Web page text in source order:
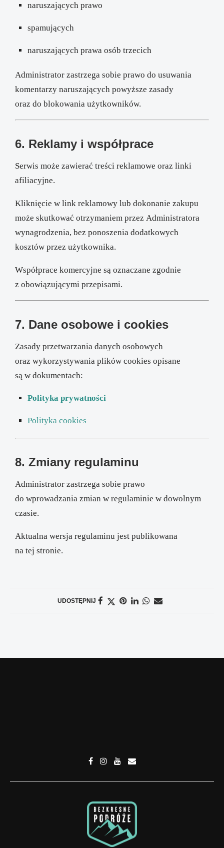
naruszających prawo
spamujących
naruszających prawa osób trzecich
Administrator zastrzega sobie prawo do usuwania
komentarzy naruszających powyższe zasady
oraz do blokowania użytkowników.
6. Reklamy i współprace
Serwis może zawierać treści reklamowe oraz linki
afiliacyjne.
Kliknięcie w link reklamowy lub dokonanie zakupu
może skutkować otrzymaniem przez Administratora
wynagrodzenia, bez ponoszenia dodatkowych
kosztów przez użytkownika.
Współprace komercyjne są oznaczane zgodnie
z obowiązującymi przepisami.
7. Dane osobowe i cookies
Zasady przetwarzania danych osobowych
oraz wykorzystywania plików cookies opisane
są w dokumentach:
Polityka prywatności
Polityka cookies
8. Zmiany regulaminu
Administrator zastrzega sobie prawo
do wprowadzania zmian w regulaminie w dowolnym
czasie.
Aktualna wersja regulaminu jest publikowana
na tej stronie.
UDOSTĘPNIJ